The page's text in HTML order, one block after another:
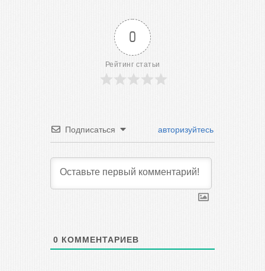
0
Рейтинг статьи
Подписаться авторизуйтесь
0 КОММЕНТАРИЕВ